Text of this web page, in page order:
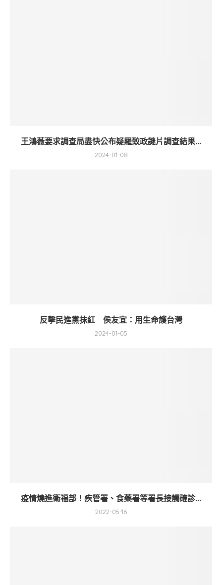
王鴻薇要求調查局盡快公布疑羅致政謎片調查結果...
2024-01-08
反擊民進黨抹紅 侯友宜：用生命護台灣
2024-01-05
疫情燒進衛福部！疾管署、食藥署等署長接觸確診...
2022-05-16